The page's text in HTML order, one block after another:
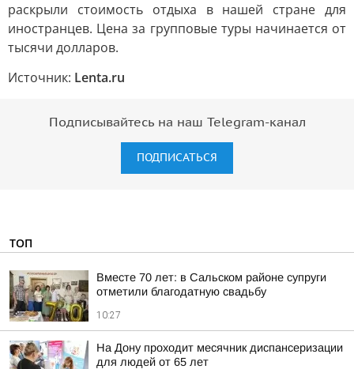
раскрыли стоимость отдыха в нашей стране для
иностранцев. Цена за групповые туры начинается от
тысячи долларов.
Источник: Lenta.ru
Подписывайтесь на наш Telegram-канал
ПОДПИСАТЬСЯ
ТОП
Вместе 70 лет: в Сальском районе супруги
отметили благодатную свадьбу
10:27
На Дону проходит месячник диспансеризации
для людей от 65 лет